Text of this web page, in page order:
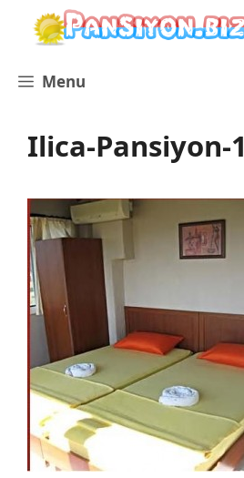
İçeriğe
Menu
Ilica-Pansiyon-1